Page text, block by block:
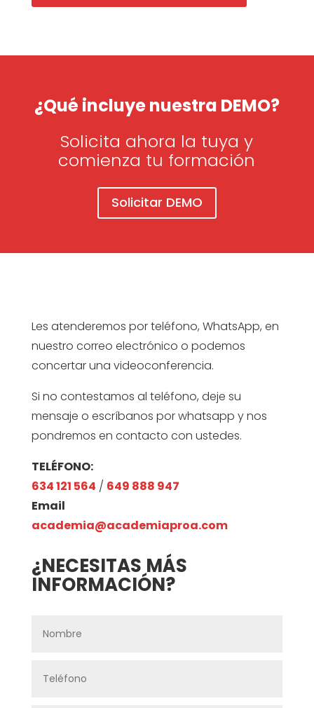
¿Qué incluye nuestra DEMO?
Solicita ahora la tuya y
comienza tu formación
Solicitar DEMO
Les atenderemos por teléfono, WhatsApp, en
nuestro correo electrónico o podemos
concertar una videoconferencia.
Si no contestamos al teléfono, deje su
mensaje o escríbanos por whatsapp y nos
pondremos en contacto con ustedes.
TELÉFONO:
634 121 564 / 649 888 947
Email
academia@academiaproa.com
¿NECESITAS MÁS
INFORMACIÓN?